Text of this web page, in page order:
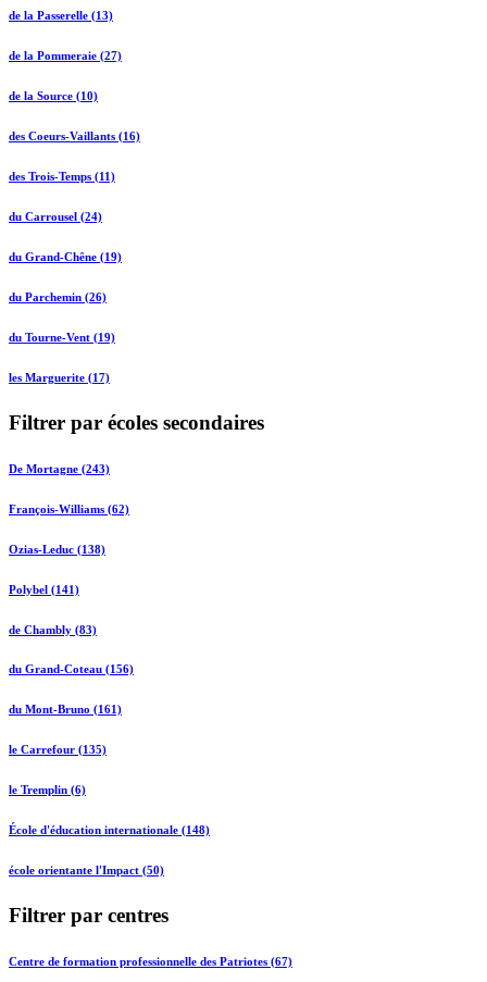
de la Passerelle (13)
de la Pommeraie (27)
de la Source (10)
des Coeurs-Vaillants (16)
des Trois-Temps (11)
du Carrousel (24)
du Grand-Chêne (19)
du Parchemin (26)
du Tourne-Vent (19)
les Marguerite (17)
Filtrer par écoles secondaires
De Mortagne (243)
François-Williams (62)
Ozias-Leduc (138)
Polybel (141)
de Chambly (83)
du Grand-Coteau (156)
du Mont-Bruno (161)
le Carrefour (135)
le Tremplin (6)
École d'éducation internationale (148)
école orientante l'Impact (50)
Filtrer par centres
Centre de formation professionnelle des Patriotes (67)